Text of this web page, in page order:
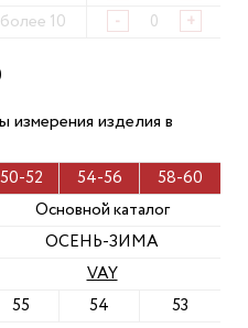
более 10 - +
измерения изделия в
50-52 54-56
58-60
Основной каталог
ОСЕНЬ-ЗИМА
VAY
55 54
53